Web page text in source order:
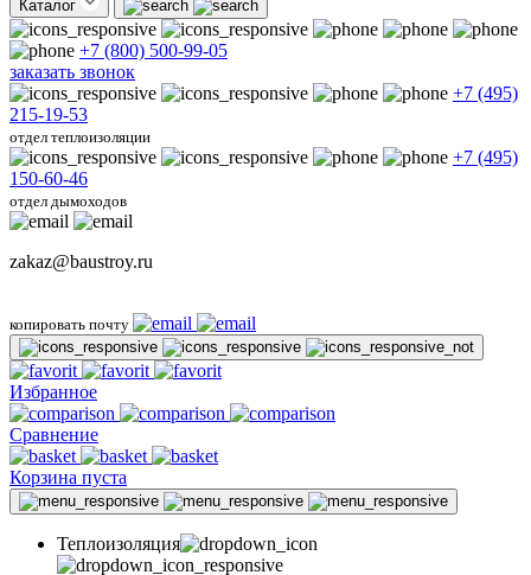
Каталог
+7 (800) 500-99-05
заказать звонок
+7 (495)
215-19-53
отдел теплоизоляции
+7 (495)
150-60-46
отдел дымоходов
zakaz@baustroy.ru
копировать почту
Избранное
Сравнение
Корзина пуста
Теплоизоляция